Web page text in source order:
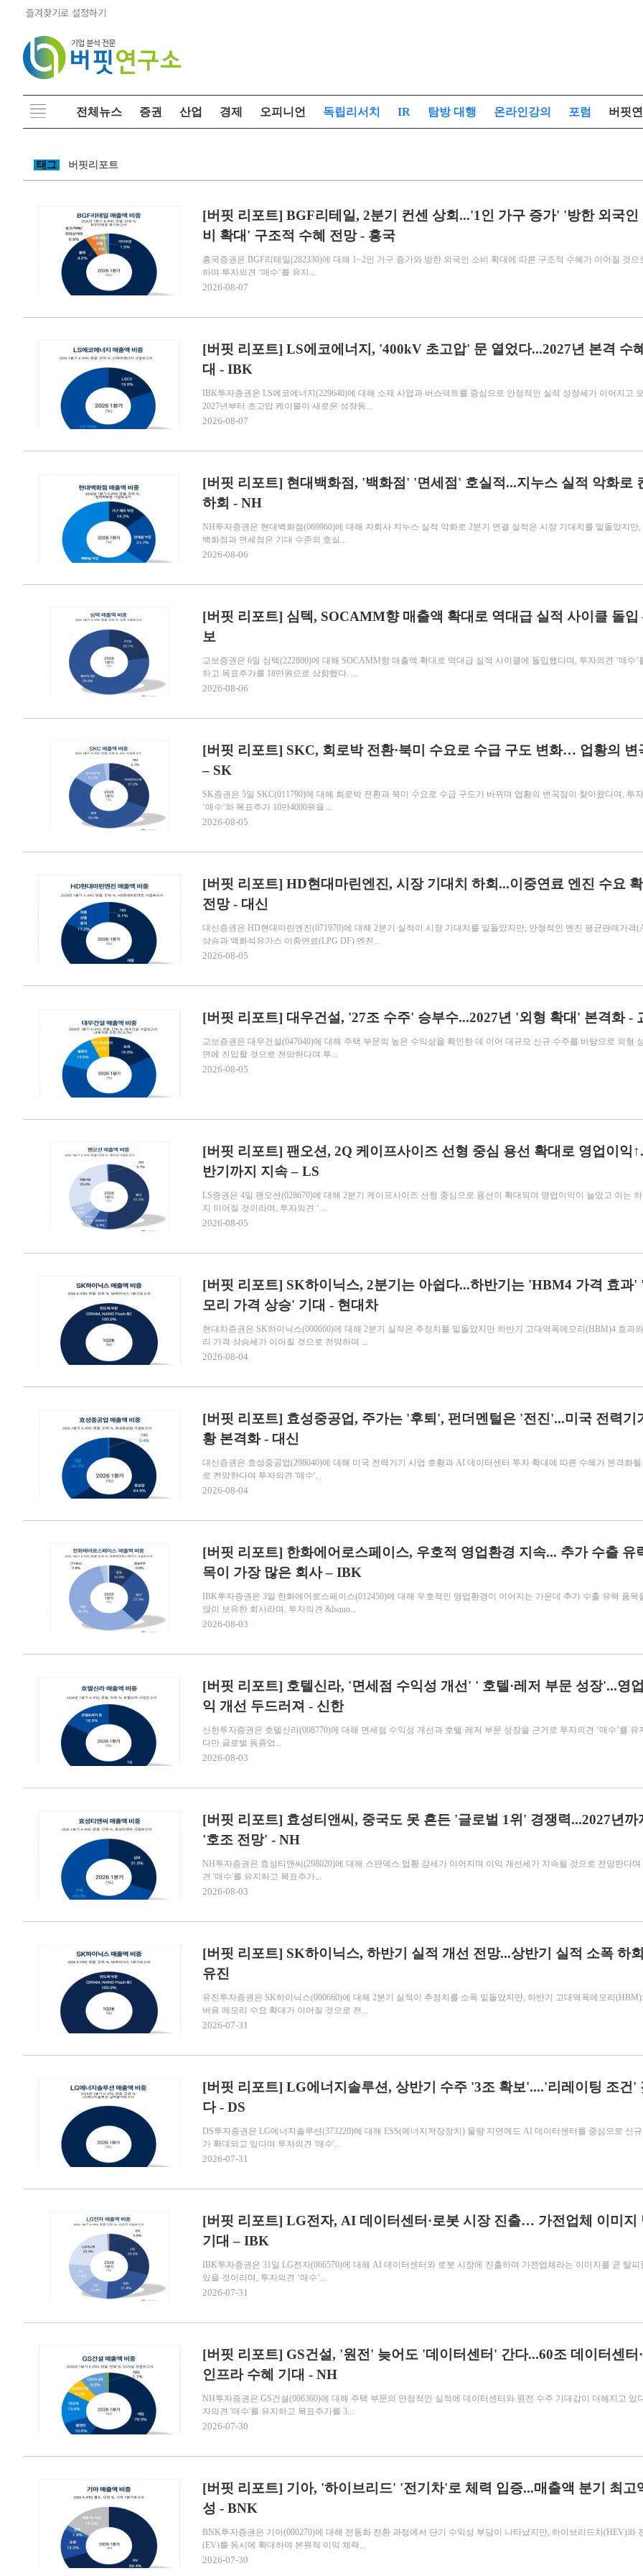
즐겨찾기로 설정하기
전체뉴스 증권 산업 경제 오피니언 독립리서치 IR 탐방 대행 온라인강의 포럼 버핏
태그 버핏리포트
[버핏 리포트] BGF리테일, 2분기 컨센 상회...'1인 가구 증가' '방한 외국인
비 확대' 구조적 수혜 전망 - 흥국
흥국증권은 BGF리테일(282330)에 대해 1~2인 가구 증가와 방한 외국인 소비 확대에 따른 구조적 수혜가 이어질 것으
하며 투자의견 ‘매수’를 유지...
2026-08-07
[버핏 리포트] LS에코에너지, '400kV 초고압' 문 열었다...2027년 본격 수
대 - IBK
IBK투자증권은 LS에코에너지(229640)에 대해 소재 사업과 버스덕트를 중심으로 안정적인 실적 성장세가 이어지고
2027년부터 초고압 케이블이 새로운 성장동...
2026-08-07
[버핏 리포트] 현대백화점, '백화점' '면세점' 호실적...지누스 실적 악화로
하회 - NH
NH투자증권은 현대백화점(069960)에 대해 자회사 지누스 실적 악화로 2분기 연결 실적은 시장 기대치를 밑돌았지만,
백화점과 면세점은 기대 수준의 호실...
2026-08-06
[버핏 리포트] 심텍, SOCAMM향 매출액 확대로 역대급 실적 사이클 돌입
보
교보증권은 6일 심텍(222800)에 대해 SOCAMM향 매출액 확대로 역대급 실적 사이클에 돌입했다며, 투자의견 ‘매수’
하고 목표주가를 18만원으로 상향했다. ...
2026-08-06
[버핏 리포트] SKC, 회로박 전환·북미 수요로 수급 구도 변화… 업황의 변
– SK
SK증권은 5일 SKC(011790)에 대해 회로박 전환과 북미 수요로 수급 구도가 바뀌며 업황의 변곡점이 찾아왔다며, 투
‘매수’와 목표주가 10만4000원을 ...
2026-08-05
[버핏 리포트] HD현대마린엔진, 시장 기대치 하회...이중연료 엔진 수요 확
전망 - 대신
대신증권은 HD현대마린엔진(071970)에 대해 2분기 실적이 시장 기대치를 밑돌았지만, 안정적인 엔진 평균판매가격
상승과 액화석유가스 이중연료(LPG DF) 엔진...
2026-08-05
[버핏 리포트] 대우건설, '27조 수주' 승부수...2027년 '외형 확대' 본격화 -
교보증권은 대우건설(047040)에 대해 주택 부문의 높은 수익성을 확인한 데 이어 대규모 신규 수주를 바탕으로 외형
면에 진입할 것으로 전망한다며 투...
2026-08-05
[버핏 리포트] 팬오션, 2Q 케이프사이즈 선형 중심 용선 확대로 영업이익
반기까지 지속 – LS
LS증권은 4일 팬오션(028670)에 대해 2분기 케이프사이즈 선형 중심으로 용선이 확대되며 영업이익이 늘었고 이는
지 이어질 것이라며, 투자의견 ‘...
2026-08-05
[버핏 리포트] SK하이닉스, 2분기는 아쉽다...하반기는 'HBM4 가격 효과' '
모리 가격 상승' 기대 - 현대차
현대차증권은 SK하이닉스(000660)에 대해 2분기 실적은 추정치를 밑돌았지만 하반기 고대역폭메모리(HBM)4 효과
리 가격 상승세가 이어질 것으로 전망하며 ...
2026-08-04
[버핏 리포트] 효성중공업, 주가는 '후퇴', 펀더멘털은 '전진'...미국 전력기
황 본격화 - 대신
대신증권은 효성중공업(298040)에 대해 미국 전력기기 사업 호황과 AI 데이터센터 투자 확대에 따른 수혜가 본격화될
로 전망한다며 투자의견 '매수'...
2026-08-04
[버핏 리포트] 한화에어로스페이스, 우호적 영업환경 지속... 추가 수출 유
목이 가장 많은 회사 – IBK
IBK투자증권은 3일 한화에어로스페이스(012450)에 대해 우호적인 영업환경이 이어지는 가운데 추가 수출 유력 품목
많이 보유한 회사라며, 투자의견 &lsquo...
2026-08-03
[버핏 리포트] 호텔신라, '면세점 수익성 개선' ' 호텔·레저 부문 성장'...영업
익 개선 두드러져 - 신한
신한투자증권은 호텔신라(008770)에 대해 면세점 수익성 개선과 호텔·레저 부문 성장을 근거로 투자의견 ‘매수’를 유
다만 글로벌 동종업...
2026-08-03
[버핏 리포트] 효성티앤씨, 중국도 못 흔든 '글로벌 1위' 경쟁력...2027년까
'호조 전망' - NH
NH투자증권은 효성티앤씨(298020)에 대해 스판덱스 업황 강세가 이어지며 이익 개선세가 지속될 것으로 전망한다며
견 '매수'를 유지하고 목표주가...
2026-08-03
[버핏 리포트] SK하이닉스, 하반기 실적 개선 전망...상반기 실적 소폭 하
유진
유진투자증권은 SK하이닉스(000660)에 대해 2분기 실적이 추정치를 소폭 밑돌았지만, 하반기 고대역폭메모리(HBM)
버용 메모리 수요 확대가 이어질 것으로 전...
2026-07-31
[버핏 리포트] LG에너지솔루션, 상반기 수주 '3조 확보'....'리레이팅 조건'
다 - DS
DS투자증권은 LG에너지솔루션(373220)에 대해 ESS(에너지저장장치) 물량 지연에도 AI 데이터센터를 중심으로 신
가 확대되고 있다며 투자의견 '매수'...
2026-07-31
[버핏 리포트] LG전자, AI 데이터센터·로봇 시장 진출… 가전업체 이미지
기대 – IBK
IBK투자증권은 31일 LG전자(066570)에 대해 AI 데이터센터와 로봇 시장에 진출하며 가전업체라는 이미지를 곧 탈피
있을 것이라며, 투자의견 ‘매수’...
2026-07-31
[버핏 리포트] GS건설, '원전' 늦어도 '데이터센터' 간다...60조 데이터센터
인프라 수혜 기대 - NH
NH투자증권은 GS건설(006360)에 대해 주택 부문의 안정적인 실적에 데이터센터와 원전 수주 기대감이 더해지고 있
자의견 '매수'를 유지하고 목표주가를 3...
2026-07-30
[버핏 리포트] 기아, '하이브리드' '전기차'로 체력 입증...매출액 분기 최고
성 - BNK
BNK투자증권은 기아(000270)에 대해 전동화 전환 과정에서 단기 수익성 부담이 나타났지만, 하이브리드차(HEV)와
(EV)를 동시에 확대하며 본원적 이익 체력...
2026-07-30